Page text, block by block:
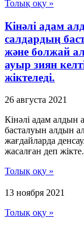
Толық оқу »
Кінәлі адам
салдардың
және болжай
ауыр зиян
жіктеледі.
26 августа 2021
Кінәлі адам алдын
басталуын алдын
жағдайларда
жасалған деп
Толық оқу »
13 ноября 2021
Толық оқу »